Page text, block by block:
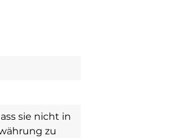
sie nicht in
zu